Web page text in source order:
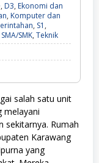
, D3, Ekonomi dan
, Komputer dan
, S1 ,
SMA/SMK, TeknikFresh
Graduate,
Ekonomi
Bisnis,
Komputer
Teknologi,
S1,
salah satu unit
melayani
sekitarnya. Rumah
Karawang
yang